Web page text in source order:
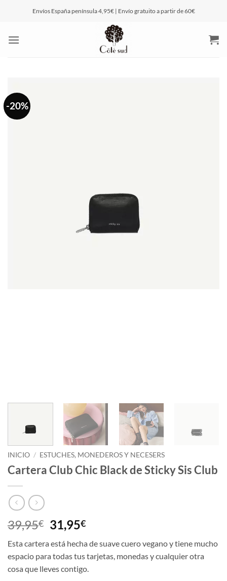
Envíos España península 4,95€ | Envío gratuito a partir de 60€
-20%
INICIO / ESTUCHES, MONEDEROS Y NECESERS
Cartera Club Chic Black de Sticky Sis Club
39,95€ El
precio
original
era:
39,95€.
31,95€El
actual
es:
31,95€.
Esta cartera está hecha de suave cuero vegano y tiene mucho
espacio para todas tus tarjetas, monedas y cualquier otra
cosa que lleves contigo.